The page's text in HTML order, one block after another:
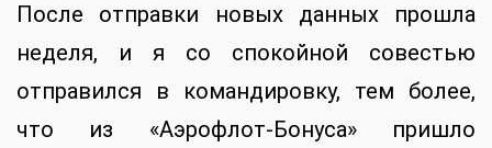
После отправки новых данных прошла
неделя, и я со спокойной совестью
отправился в командировку, тем более,
что из «Аэрофлот-Бонуса» пришло